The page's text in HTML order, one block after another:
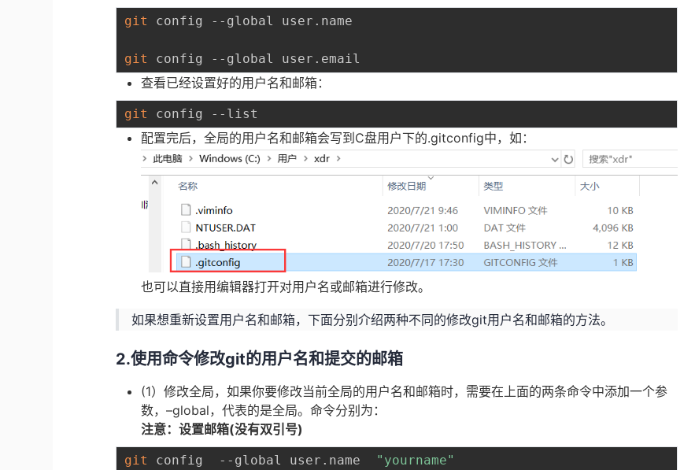
git config --global user.name
git
查看已经设置好的用户名和邮箱：
git
配置完后，全局的用户名和邮箱会写到C盘用户下的.gitconfig中，如：
也可以直接用编辑器打开对用户名或邮箱进行修改。
如果想重新设置用户名和邮箱，下面分别介绍两种不同的修改git用户名和邮箱的方法。
2.使用命令修改git的用户名和提交的邮箱
(1）修改全局，如果你要修改当前全局的用户名和邮箱时，需要在上面的两条命令中添加一个参
数，–global，代表的是全局。命令分别为：
注意：设置邮箱(没有双引号)
git config  --global user.name "yourname"